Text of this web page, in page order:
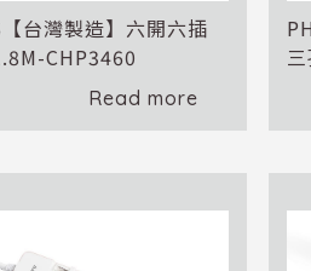
台灣製造】六開六插
CHP3460
Read more